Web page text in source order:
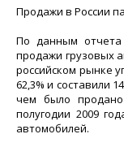
Продажи в России
По данным отчета
продажи грузовых
российском рынке
62,3% и составили
чем было
полугодии 2009
автомобилей.